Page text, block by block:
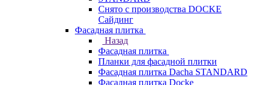
Снято с производства DOCKE
Сайдинг
Фасадная плитка
Назад
Фасадная плитка
Планки для фасадной плитки
Фасадная плитка Dacha STANDARD
Фасадная плитка Docke